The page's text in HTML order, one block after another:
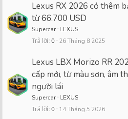
Lexus RX 2026 có thêm
từ 66.700 USD
Supercar LEXUS
Trả lời 0 26 Tháng 8 2025
Lexus LBX Morizo RR
cấp mới, từ màu sơn, âm
người lái
Supercar LEXUS
Trả lời 0 14 Tháng 5 2026